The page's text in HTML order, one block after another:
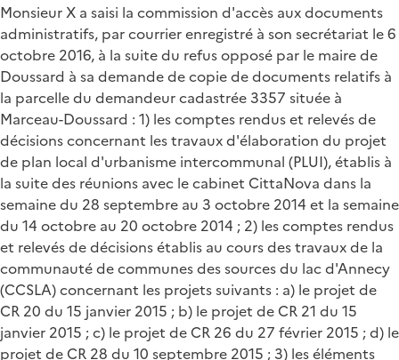
Monsieur X a saisi la commission d'accès aux documents
administratifs, par courrier enregistré à son secrétariat le 6
octobre 2016, à la suite du refus opposé par le maire de
Doussard à sa demande de copie de documents relatifs à
la parcelle du demandeur cadastrée 3357 située à
Marceau-Doussard : 1) les comptes rendus et relevés de
décisions concernant les travaux d'élaboration du projet
de plan local d'urbanisme intercommunal (PLUI), établis à
la suite des réunions avec le cabinet CittaNova dans la
semaine du 28 septembre au 3 octobre 2014 et la semaine
du 14 octobre au 20 octobre 2014 ; 2) les comptes rendus
et relevés de décisions établis au cours des travaux de la
communauté de communes des sources du lac d'Annecy
(CCSLA) concernant les projets suivants : a) le projet de
CR 20 du 15 janvier 2015 ; b) le projet de CR 21 du 15
janvier 2015 ; c) le projet de CR 26 du 27 février 2015 ; d) le
projet de CR 28 du 10 septembre 2015 ; 3) les éléments